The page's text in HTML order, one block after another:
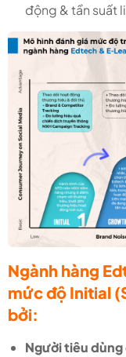
động & tần suất
Ngành hàng
mức độ Initial
bởi:
Người tiêu